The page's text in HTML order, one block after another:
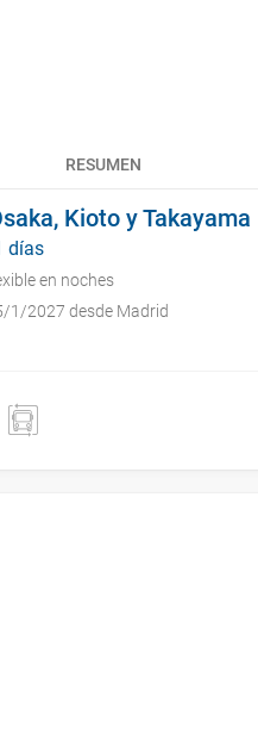
RESUMEN
Kioto y Takayama
días
en noches
1/2027 desde Madrid